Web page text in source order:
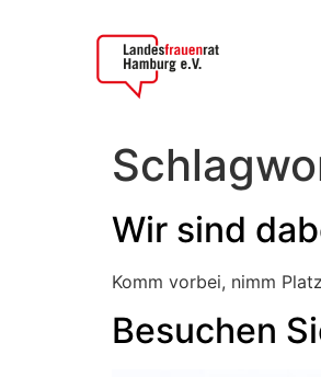
Wir sind
Komm vorbei, nimm
Besuchen